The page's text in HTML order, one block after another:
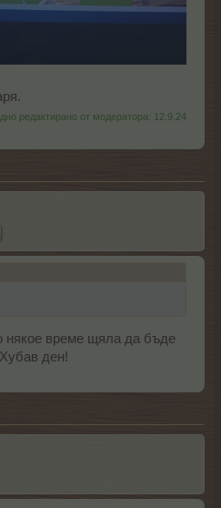
редактирано от модератора: 12.9.24
някое време щяла да бъде
ден!